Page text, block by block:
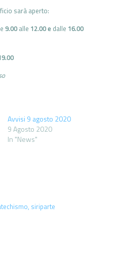
sarà aperto:
9.00 alle 12.00 e dalle 16.00
Avvisi 9 agosto 2020
9 Agosto 2020
In "News"
, siriparte